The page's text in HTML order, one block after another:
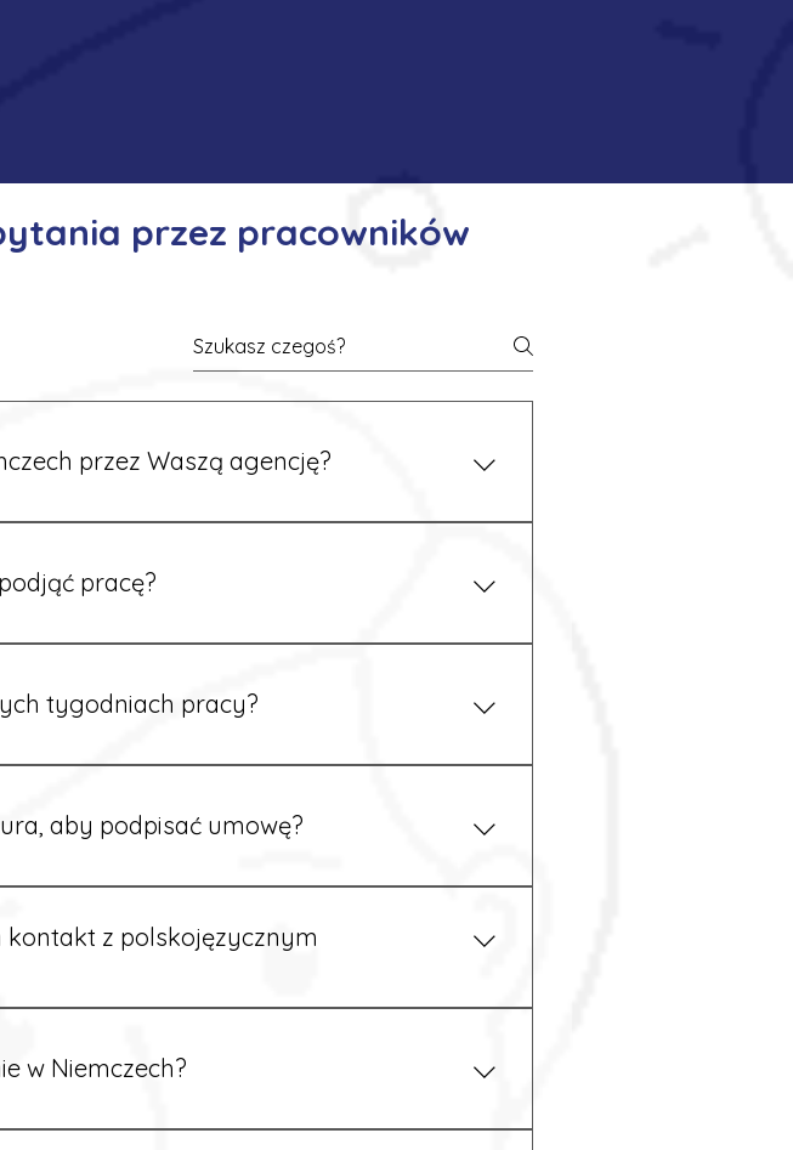
przez pracowników
przez Waszą agencję?
stronie lub skontaktować się z nami telefonicznie.
pracę?
języka. Jeśli jednak znasz podstawy niemieckiego,
tygodniach pracy?
zaliczkę po wcześniejszym uzgodnieniu z
aby podpisać umowę?
biurze. Dzięki temu masz pewność, że wszystkie
z polskojęzycznym
w Niemczech?
noclegowego w pobliżu zakładu pracy.